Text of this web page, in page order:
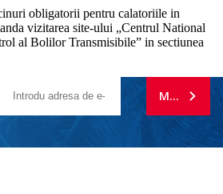
obligatorii pentru calatoriile in
vizitarea site-ului „Centrul National
al Bolilor Transmisibile” in sectiunea
MA